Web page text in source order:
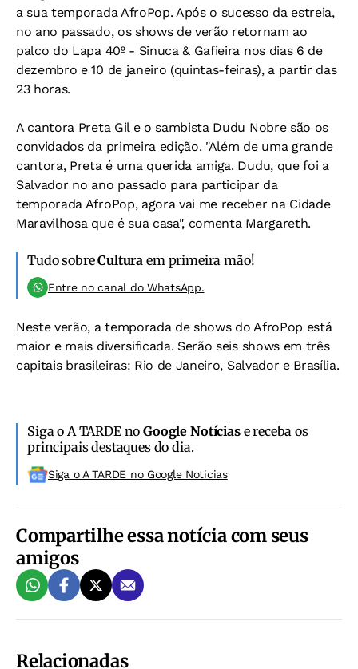
a sua temporada AfroPop. Após o sucesso da estreia,
no ano passado, os shows de verão retornam ao
palco do Lapa 40º - Sinuca & Gafieira nos dias 6 de
dezembro e 10 de janeiro (quintas-feiras), a partir das
23 horas.
A cantora Preta Gil e o sambista Dudu Nobre são os
convidados da primeira edição. "Além de uma grande
cantora, Preta é uma querida amiga. Dudu, que foi a
Salvador no ano passado para participar da
temporada AfroPop, agora vai me receber na Cidade
Maravilhosa que é sua casa", comenta Margareth.
Tudo sobreCultura em primeira mão!
Entre no canal do WhatsApp.
Neste verão, a temporada de shows do AfroPop está
maior e mais diversificada. Serão seis shows em três
capitais brasileiras: Rio de Janeiro, Salvador e Brasília.
Siga o A TARDE noGoogle Notíciase receba os
principais destaques do dia.
Siga o A TARDE no Google Noticias
Compartilhe essa notícia com seus
amigos
Relacionadas